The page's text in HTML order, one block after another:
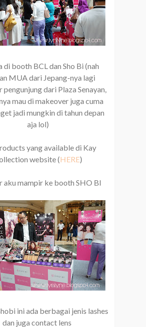
di booth BCL dan Sho Bi (nah
MUA dari Jepang-nya lagi
dari Plaza Senayan,
mau di makeover juga cuma
jadi mungkin di tahun depan
aja lol)
yang available di Kay
website (HERE)
aku mampir ke booth SHO BI
ini ada berbagai jenis lashes
dan juga contact lens